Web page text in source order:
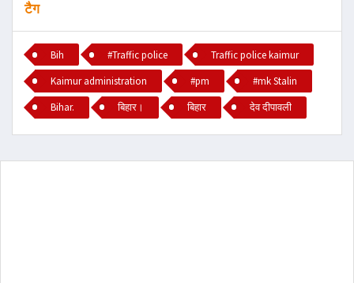
टैग
Bih #Traffic police
Traffic police kaimur
Kaimur administration
#pm
#mk Stalin
Bihar.
बिहार। बिहार देव दीपावली